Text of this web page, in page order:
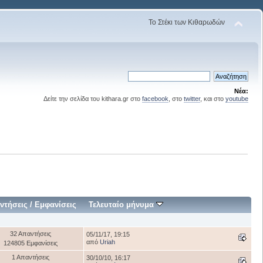
Το Στέκι των Κιθαρωδών
Νέα:
Δείτε την σελίδα του kithara.gr στο facebook , στο twitter, και στο youtube
/ Εμφανίσεις Τελευταίο μήνυμα
32 Απαντήσεις
124805 Εμφανίσεις
05/11/17, 19:15
από Uriah
1 Απαντήσεις
30/10/10, 16:17